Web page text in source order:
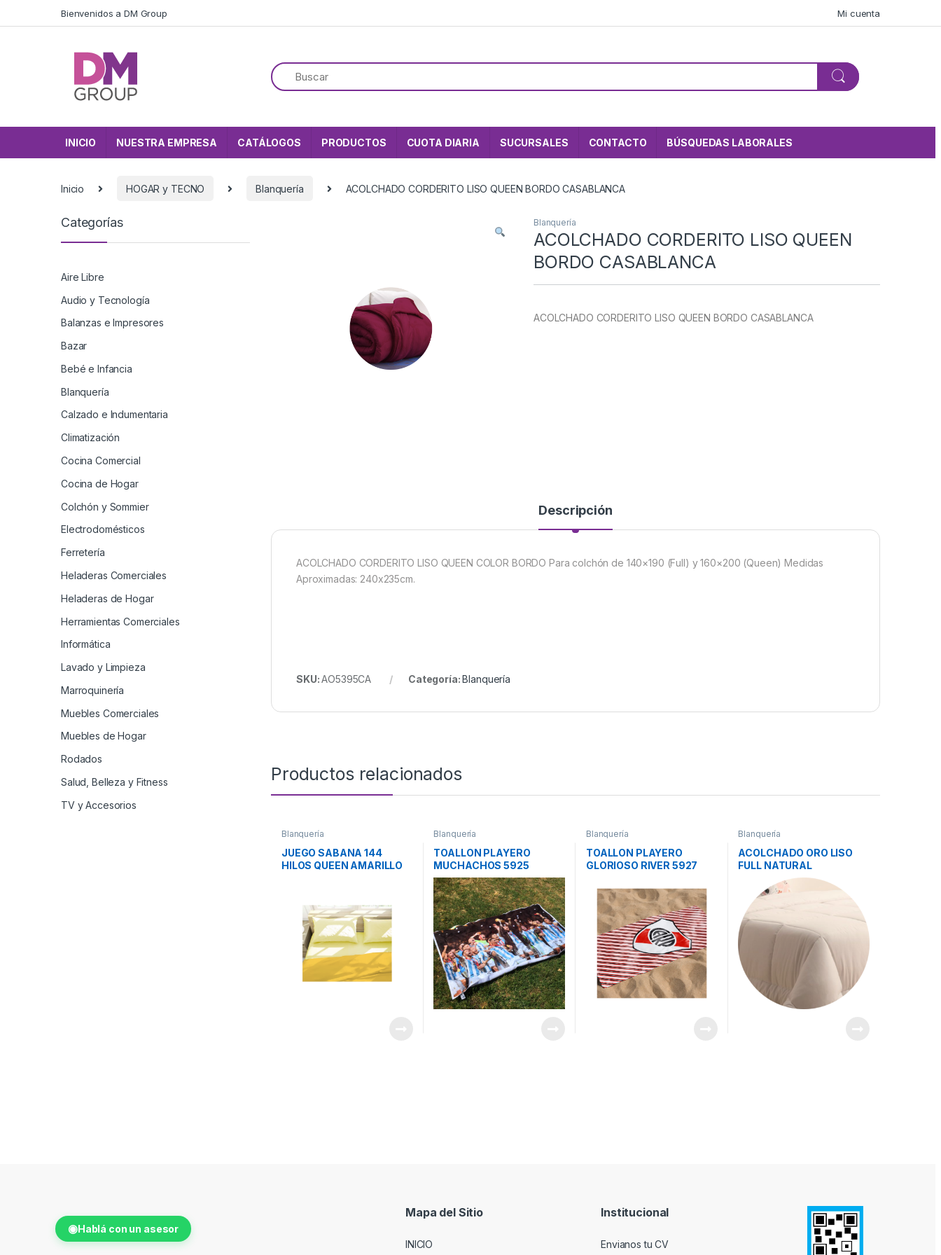
Bienvenidos a DM Group Mi cuenta
INICIO NUESTRA EMPRESA CATÁLOGOS PRODUCTOS CUOTA DIARIA SUCURSALES CONTACTO BÚSQUEDAS LABORALES
Inicio HOGAR y TECNO Blanquería ACOLCHADO CORDERITO LISO QUEEN BORDO CASABLANCA
Blanquería
ACOLCHADO CORDERITO LISO QUEEN
BORDO CASABLANCA
ACOLCHADO CORDERITO LISO QUEEN BORDO CASABLANCA
Descripción
ACOLCHADO CORDERITO LISO QUEEN COLOR BORDO Para colchón de 140×190 (Full) y 160×200 (Queen) Medidas
Aproximadas: 240x235cm.
SKU:AO5395CA Categoría:Blanquería
Productos relacionados
Blanquería
JUEGO SABANA 144
HILOS QUEEN AMARILLO
Blanquería
TOALLON PLAYERO
MUCHACHOS 5925
CASABLANCA
Blanquería
TOALLON PLAYERO
GLORIOSO RIVER 5927
Blanquería
ACOLCHADO ORO LISO
FULL NATURAL
CASABLANCA
Categorías
Aire Libre
Audio y Tecnología
Balanzas e Impresores
Bazar
Bebé e Infancia
Blanquería
Calzado e Indumentaria
Climatización
Cocina Comercial
Cocina de Hogar
Colchón y Sommier
Electrodomésticos
Ferretería
Heladeras Comerciales
Heladeras de Hogar
Herramientas Comerciales
Informática
Lavado y Limpieza
Marroquinería
Muebles Comerciales
Muebles de Hogar
Rodados
Salud, Belleza y Fitness
TV y Accesorios
◉Hablá con un asesor
Mapa del Sitio
INICIO
Institucional
Envianos tu CV